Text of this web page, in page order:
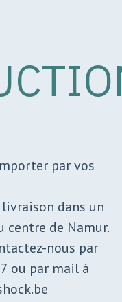
par vos
dans un
centre de Namur.
nous par
ou par mail à